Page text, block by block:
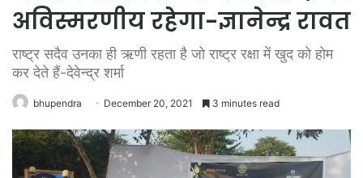
अविस्मरणीय रहेगा-ज्ञानेन्द्र रावत
राष्ट्र सदैव उनका ही ऋणी रहता है जो राष्ट्र रक्षा में खुद को होम
कर देते हैं-देवेन्द्र शर्मा
bhupendra December 20, 2021 3 minutes read